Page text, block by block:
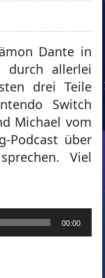
Dante in
durch allerlei
drei Teile
Switch
Michael vom
Podcast über
Viel
00:00